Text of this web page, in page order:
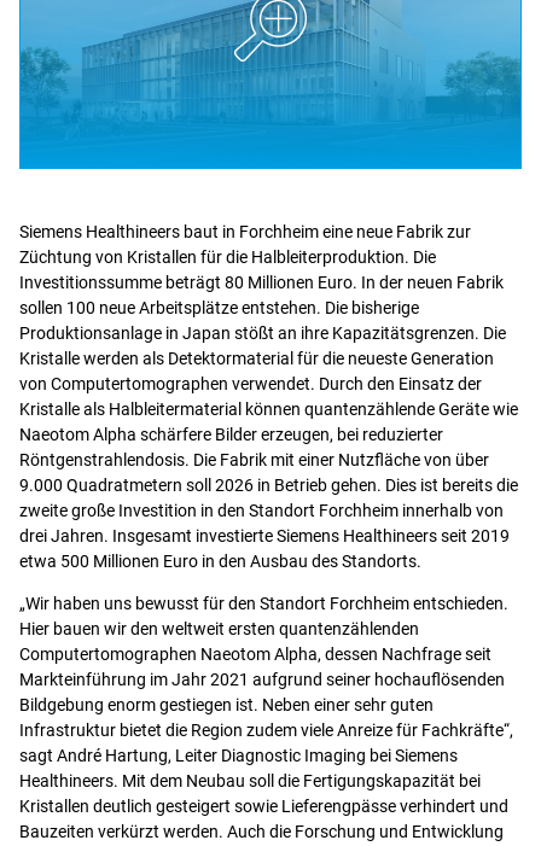
Siemens Healthineers baut in Forchheim eine neue Fabrik zur
Züchtung von Kristallen für die Halbleiterproduktion. Die
Investitionssumme beträgt 80 Millionen Euro. In der neuen Fabrik
sollen 100 neue Arbeitsplätze entstehen. Die bisherige
Produktionsanlage in Japan stößt an ihre Kapazitätsgrenzen. Die
Kristalle werden als Detektormaterial für die neueste Generation
von Computertomographen verwendet. Durch den Einsatz der
Kristalle als Halbleitermaterial können quantenzählende Geräte wie
Naeotom Alpha schärfere Bilder erzeugen, bei reduzierter
Röntgenstrahlendosis. Die Fabrik mit einer Nutzfläche von über
9.000 Quadratmetern soll 2026 in Betrieb gehen. Dies ist bereits die
zweite große Investition in den Standort Forchheim innerhalb von
drei Jahren. Insgesamt investierte Siemens Healthineers seit 2019
etwa 500 Millionen Euro in den Ausbau des Standorts.
„Wir haben uns bewusst für den Standort Forchheim entschieden.
Hier bauen wir den weltweit ersten quantenzählenden
Computertomographen Naeotom Alpha, dessen Nachfrage seit
Markteinführung im Jahr 2021 aufgrund seiner hochauflösenden
Bildgebung enorm gestiegen ist. Neben einer sehr guten
Infrastruktur bietet die Region zudem viele Anreize für Fachkräfte“,
sagt André Hartung, Leiter Diagnostic Imaging bei Siemens
Healthineers. Mit dem Neubau soll die Fertigungskapazität bei
Kristallen deutlich gesteigert sowie Lieferengpässe verhindert und
Bauzeiten verkürzt werden. Auch die Forschung und Entwicklung